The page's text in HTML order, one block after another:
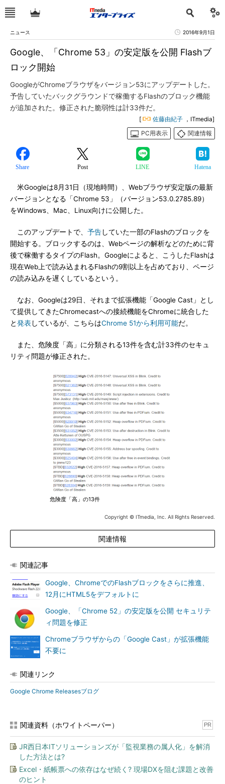
ニュース 2016年9月1日
Google、「Chrome 53」の安定版を公開 Flashブ
ロック開始
GoogleがChromeブラウザをバージョン53にアップデートした。
予告していたバックグラウンドで稼働するFlashのブロック機能
が追加された。修正された脆弱性は計33件だ。
[ 佐藤由紀子 ，ITmedia]
PC用表示
関連情報
Share Post LINE Hatena
米Googleは8月31日（現地時間）、Webブラウザ安定版の最新
バージョンとなる「Chrome 53」（バージョン53.0.2785.89）
をWindows、Mac、Linux向けに公開した。
このアップデートで、 予告していた一部のFlashのブロックを
開始する。ブロックするのは、Webページの解析などのために背
後で稼働するタイプのFlash。Googleによると、こうしたFlashは
現在Web上で読み込まれるFlashの9割以上を占めており、ページ
の読み込みを遅くしているという。
なお、Googleは29日、それまで拡張機能「Google Cast」とし
て提供してきたChromecastへの接続機能をChromeに統合した
と発表しているが、こちらはChrome 51から利用可能だ。
また、危険度「高」に分類される13件を含む計33件のセキュ
リティ問題が修正された。
危険度「高」の13件
Copyright © ITmedia, Inc. All Rights Reserved.
関連情報
関連記事
Google、ChromeでのFlashブロックをさらに推進、
12月にHTML5をデフォルトに
Google、「Chrome 52」の安定版を公開 セキュリテ
ィ問題を修正
Chromeブラウザからの「Google Cast」が拡張機能
不要に
関連リンク
Google Chrome Releasesブログ
関連資料（ホワイトペーパー） PR
JR西日本ITソリューションズが「監視業務の属人化」を解消
した方法とは?
Excel・紙帳票への依存はなぜ続く? 現場DXを阻む課題と改善
のヒント